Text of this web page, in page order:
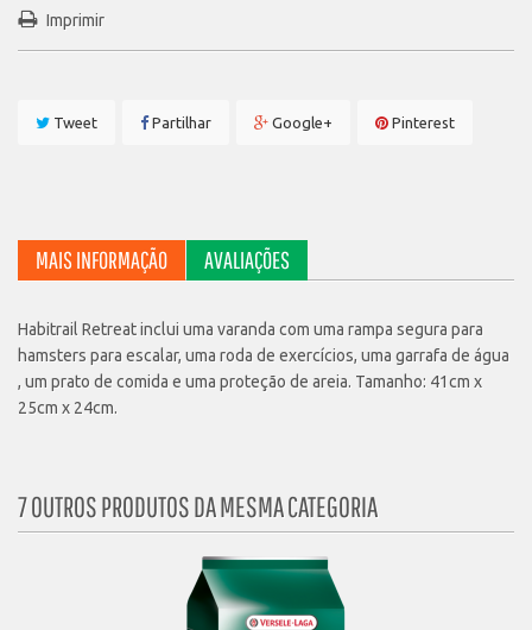
Imprimir
Tweet Partilhar Google+ Pinterest
MAIS INFORMAÇÃO AVALIAÇÕES
Habitrail Retreat inclui uma varanda com uma rampa segura para
hamsters para escalar, uma roda de exercícios, uma garrafa de água
, um prato de comida e uma proteção de areia. Tamanho: 41cm x
25cm x 24cm.
7 OUTROS PRODUTOS DA MESMA CATEGORIA